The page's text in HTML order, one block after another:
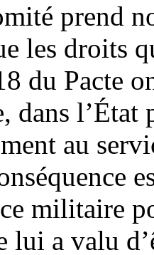
prend
les droits
du Pacte
dans
au
militaire
lui a valu